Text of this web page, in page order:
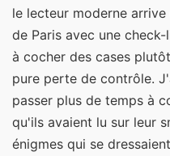
le lecteur moderne
de Paris avec une
à cocher des cases
pure perte de contrôle.
passer plus de temps à
qu'ils avaient lu sur leur
énigmes qui se